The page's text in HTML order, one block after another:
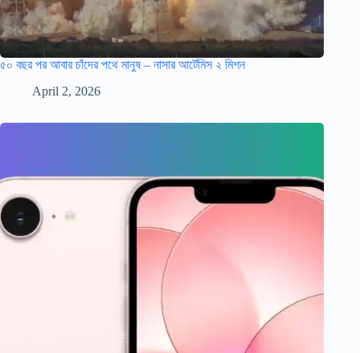
৫০ বছর পর আবার চাঁদের পথে মানুষ – নাসার আর্টেমিস ২ মিশন
April 2, 2026